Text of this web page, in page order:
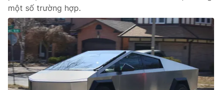
một số trường hợp.